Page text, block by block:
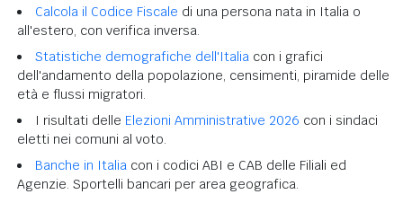
Calcola il Codice Fiscale di una persona nata in Italia o
all'estero, con verifica inversa.
Statistiche demografiche dell'Italia con i grafici
dell'andamento della popolazione, censimenti, piramide delle
età e flussi migratori.
I risultati delle Elezioni Amministrative 2026 con i sindaci
eletti nei comuni al voto.
Banche in Italia con i codici ABI e CAB delle Filiali ed
Agenzie. Sportelli bancari per area geografica.